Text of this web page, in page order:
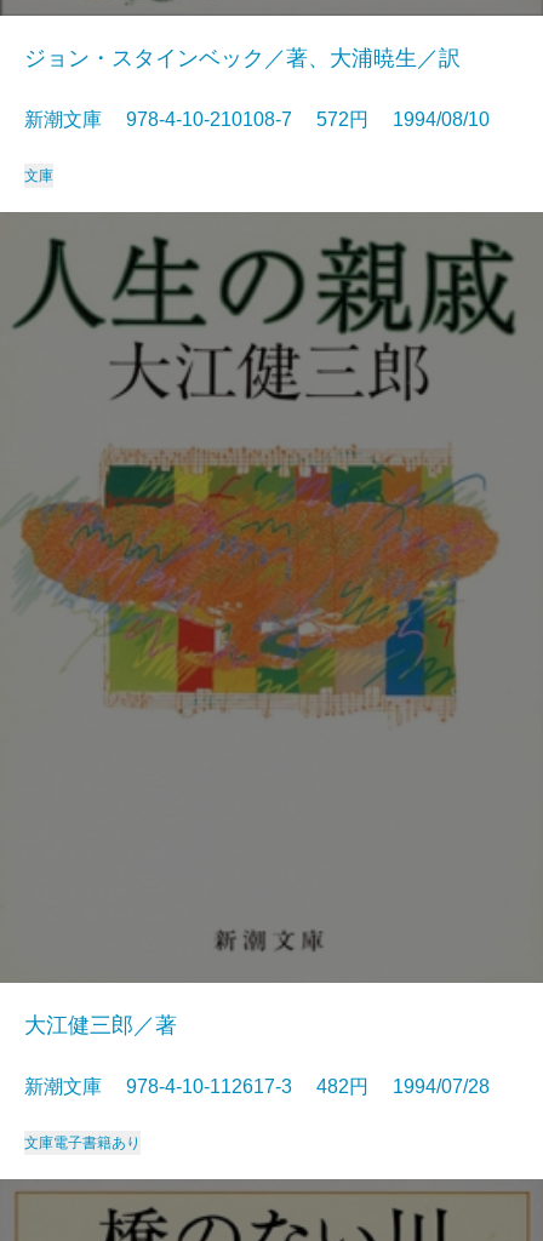
ジョン・スタインベック／著、大浦暁生／訳
新潮文庫 978-4-10-210108-7 572円 1994/08/10
文庫
大江健三郎／著
新潮文庫 978-4-10-112617-3 482円 1994/07/28
文庫電子書籍あり